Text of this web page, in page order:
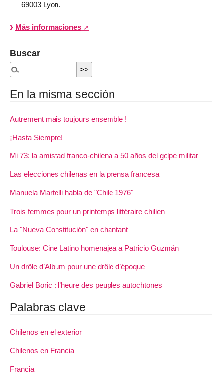
69003 Lyon.
Más informaciones
Buscar
En la misma sección
Autrement mais toujours ensemble !
¡Hasta Siempre!
Mi 73: la amistad franco-chilena a 50 años del golpe militar
Las elecciones chilenas en la prensa francesa
Manuela Martelli habla de "Chile 1976"
Trois femmes pour un printemps littéraire chilien
La "Nueva Constitución" en chantant
Toulouse: Cine Latino homenajea a Patricio Guzmán
Un drôle d’Album pour une drôle d’époque
Gabriel Boric : l’heure des peuples autochtones
Palabras clave
Chilenos en el exterior
Chilenos en Francia
Francia